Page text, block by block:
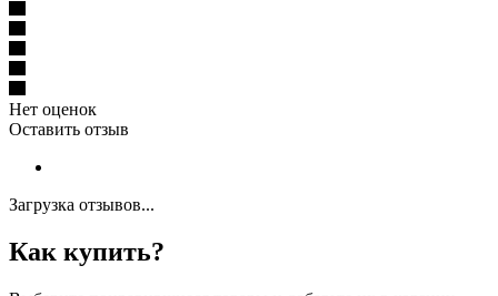
Нет оценок
Оставить отзыв
Загрузка отзывов...
Как купить?